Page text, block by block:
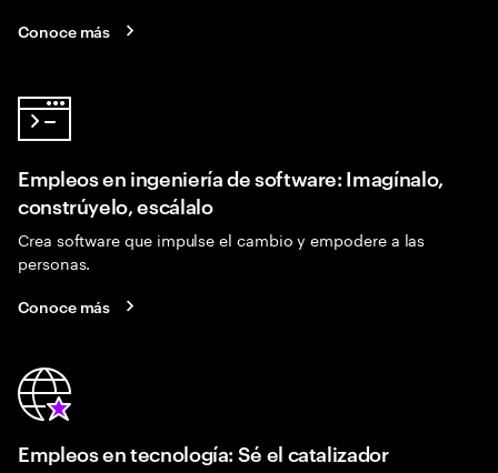
Conoce más
Empleos en ingeniería de software: Imagínalo,
constrúyelo, escálalo
Crea software que impulse el cambio y empodere a las
personas.
Conoce más
Empleos en tecnología: Sé el catalizador